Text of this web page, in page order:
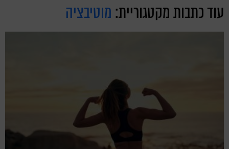
עוד כתבות מקטגוריית: מוטיבציה